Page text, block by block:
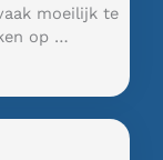
moeilijk te
op …